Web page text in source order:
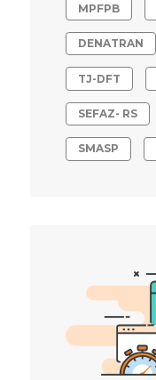
MPFPB
DENATRAN
TJ-DFT
SEFAZ- RS
SMASP